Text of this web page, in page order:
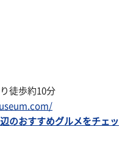
徒歩約10分
のおすすめグルメをチェッ